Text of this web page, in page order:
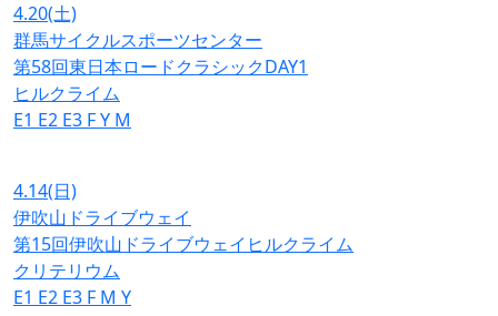
4.20(土)
群馬サイクルスポーツセンター
第58回東日本ロードクラシックDAY1
ヒルクライム
E1 E2 E3 FY M
4.14(日)
伊吹山ドライブウェイ
第15回伊吹山ドライブウェイヒルクライム
クリテリウム
E1 E2 E3 F M Y